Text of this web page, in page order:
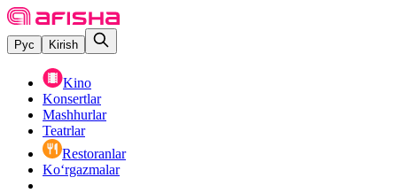
Рус Kirish
Kino
Konsertlar
Mashhurlar
Teatrlar
Restoranlar
Ko‘rgazmalar